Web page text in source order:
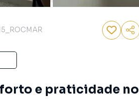
e praticidade no